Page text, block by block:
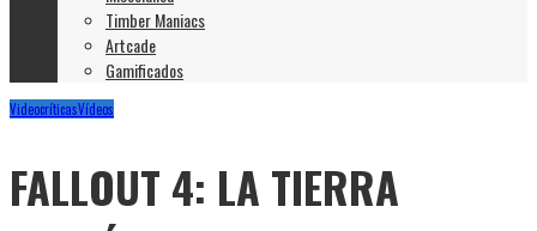
Timber Maniacs
Artcade
Gamificados
VideocríticasVídeos
FALLOUT 4: LA TIERRA